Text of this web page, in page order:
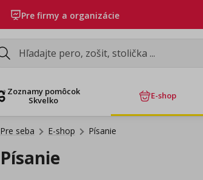
Pre firmy a organizácie
Zoznamy pomôcok
Skvelko
E-shop
Pre seba E-shop Písanie
Písanie